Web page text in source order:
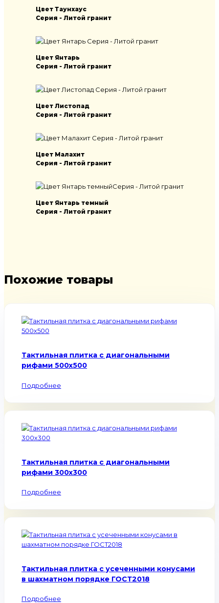
Цвет Таунхаус
Серия - Литой гранит
Цвет Янтарь
Серия - Литой гранит
Цвет Листопад
Серия - Литой гранит
Цвет Малахит
Серия - Литой гранит
Цвет Янтарь темный
Серия - Литой гранит
Похожие товары
Тактильная плитка с диагональными
рифами 500х500
Подробнее
Тактильная плитка с диагональными
рифами 300х300
Подробнее
Тактильная плитка с усеченными конусами
в шахматном порядке ГОСТ2018
Подробнее